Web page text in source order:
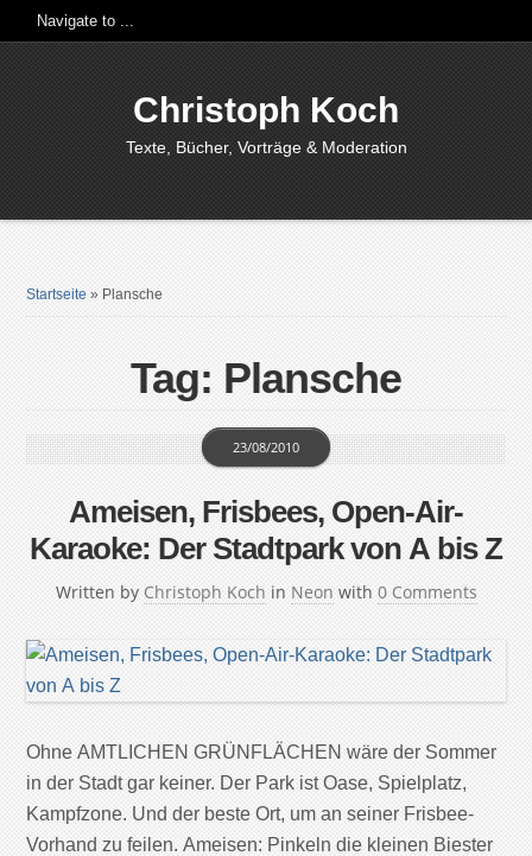
Christoph Koch
Texte, Bücher, Vorträge & Moderation
Startseite » Plansche
Tag: Plansche
Ameisen, Frisbees, Open-Air-
Karaoke: Der Stadtpark von A bis Z
Written by Christoph Koch
23/08/2010
in Neon with 0 Comments
Ohne AMTLICHEN GRÜNFLÄCHEN wäre der Sommer
in der Stadt gar keiner. Der Park ist Oase, Spielplatz,
Kampfzone. Und der beste Ort, um an seiner Frisbee-
Vorhand zu feilen. Ameisen: Pinkeln die kleinen Biester